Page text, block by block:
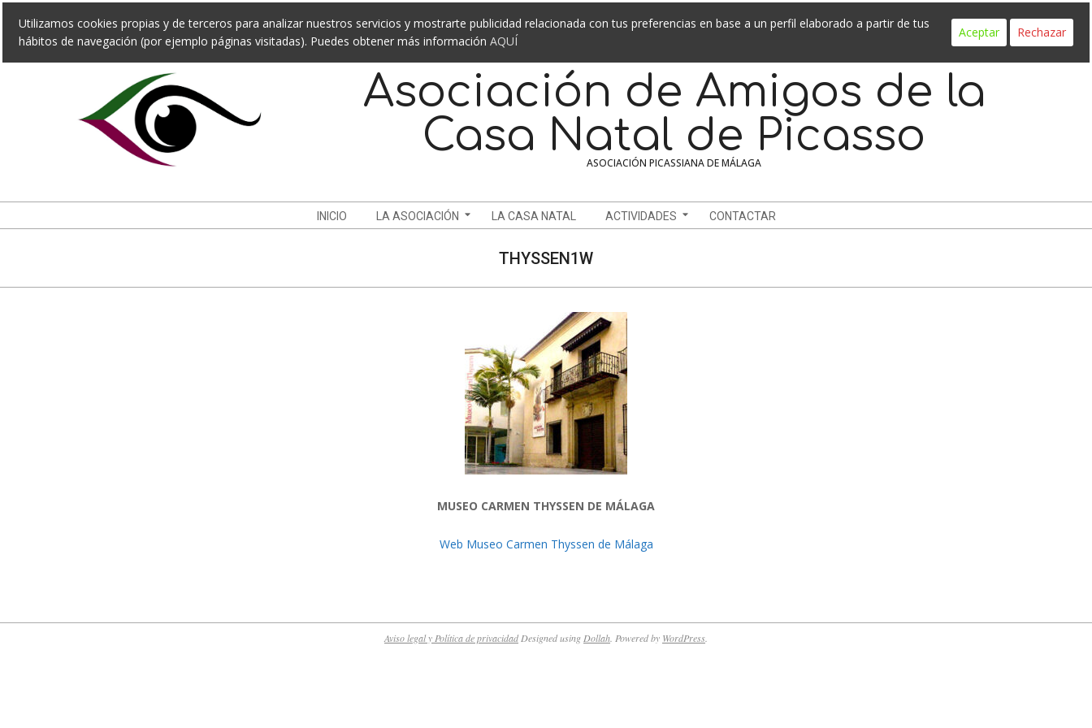
Skip
content
Search
Asociación de Amigos de la
Casa Natal de Picasso
ASOCIACIÓN PICASSIANA DE MÁLAGA
Menu
INICIO LA ASOCIACIÓN LA CASA NATAL ACTIVIDADES CONTACTAR
THYSSEN1W
MUSEO CARMEN THYSSEN DE MÁLAGA
Web Museo Carmen Thyssen de Málaga
04-
Aviso legal y Política de privacidadDesigned using Dollah . Powered by WordPress
Utilizamos cookies propias y de terceros para analizar nuestros servicios y mostrarte publicidad relacionada con tus preferencias en base a un perfil elaborado a partir de tus
hábitos de navegación (por ejemplo páginas visitadas). Puedes obtener más información AQUÍ
Aceptar Rechazar